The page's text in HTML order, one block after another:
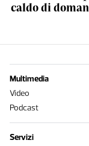
caldo di
Multimedia
Video
Podcast
Servizi